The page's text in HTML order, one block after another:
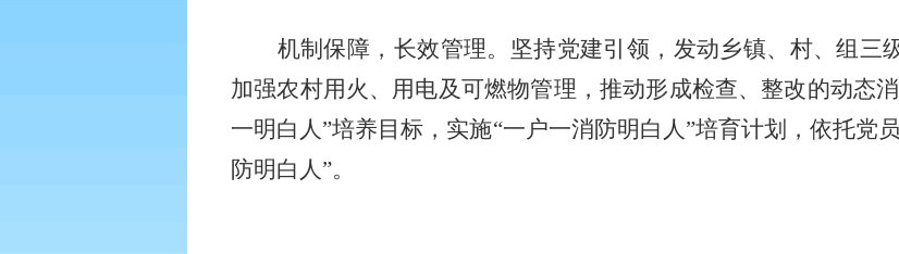
机制保障，长效管理。坚持党建引领，发动乡镇、村、组三
加强农村用火、用电及可燃物管理，推动形成检查、整改的动态
一明白人”培养目标，实施“一户一消防明白人”培育计划，依托党
防明白人”。